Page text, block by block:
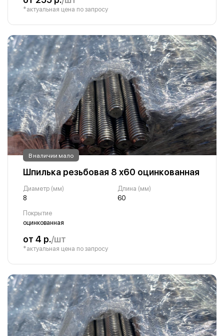
*актуальная цена по запросу
В наличии мало
Шпилька резьбовая 8 х60 оцинкованная
Диаметр (мм)
8
Длина (мм)
60
Покрытие
оцинкованная
от 4 р./шт
*актуальная цена по запросу